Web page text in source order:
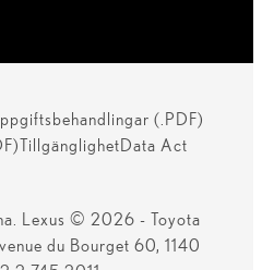
(.PDF)
TillgänglighetData Act
Lexus © 2026 - Toyota
du Bourget 60, 1140